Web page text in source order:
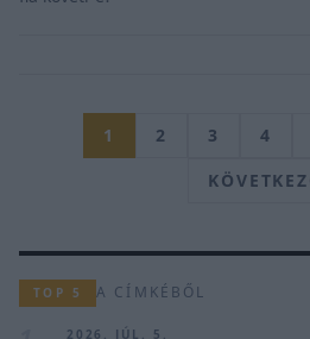
1 2 3 4
TOP 5 A CÍMKÉBŐL
2026. JÚL. 5.